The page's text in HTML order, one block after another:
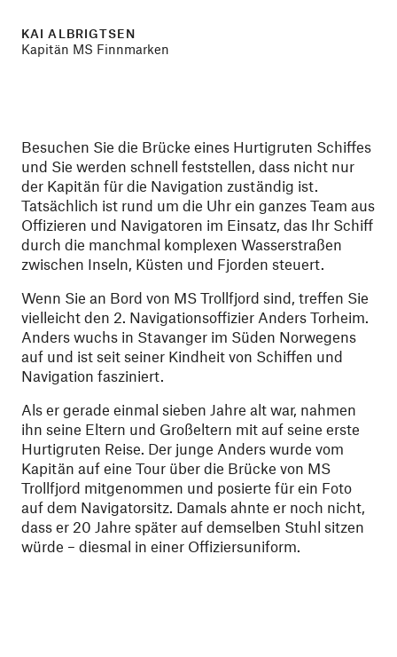
KAI ALBRIGTSEN
Kapitän MS Finnmarken
Besuchen Sie die Brücke eines Hurtigruten Schiffes
und Sie werden schnell feststellen, dass nicht nur
der Kapitän für die Navigation zuständig ist.
Tatsächlich ist rund um die Uhr ein ganzes Team aus
Offizieren und Navigatoren im Einsatz, das Ihr Schiff
durch die manchmal komplexen Wasserstraßen
zwischen Inseln, Küsten und Fjorden steuert.
Wenn Sie an Bord von MS Trollfjord sind, treffen Sie
vielleicht den 2. Navigationsoffizier Anders Torheim.
Anders wuchs in Stavanger im Süden Norwegens
auf und ist seit seiner Kindheit von Schiffen und
Navigation fasziniert.
Als er gerade einmal sieben Jahre alt war, nahmen
ihn seine Eltern und Großeltern mit auf seine erste
Hurtigruten Reise. Der junge Anders wurde vom
Kapitän auf eine Tour über die Brücke von MS
Trollfjord mitgenommen und posierte für ein Foto
auf dem Navigatorsitz. Damals ahnte er noch nicht,
dass er 20 Jahre später auf demselben Stuhl sitzen
würde – diesmal in einer Offiziersuniform.